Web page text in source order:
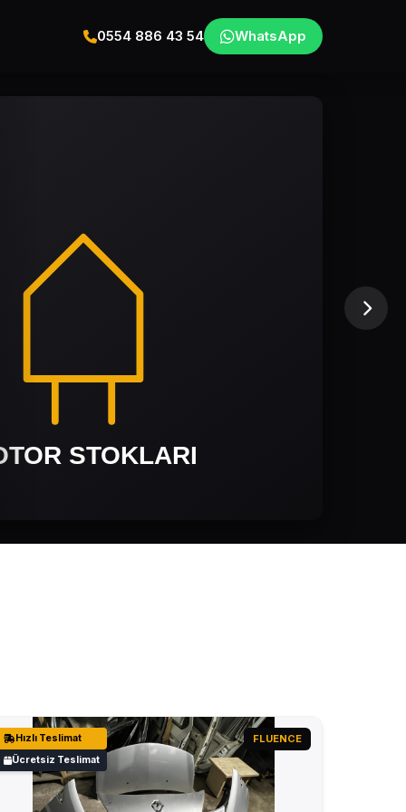
0554 886 43 54 WhatsApp
Hızlı Teslimat
Ücretsiz Teslimat
FLUENCE